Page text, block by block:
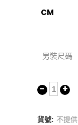
CM
男裝尺碼
貨號: 不提供